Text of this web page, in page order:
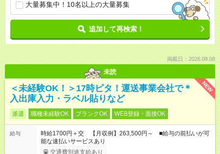
大量募集中！10名以上の大量募集
追加して再検索！
掲載日：2026.08.08
未読
NEW
＜未経験OK！＞17時ピタ！運送事業会社で＊
入出庫入力・ラベル貼りなど
派遣 職種未経験OK ブランクOK WEB登録・面接OK
給与
時給1700円＋交 【月収例】263,500円～ ■給与の前払いが可
能な速払いサービスあり
交通費別途支給あり